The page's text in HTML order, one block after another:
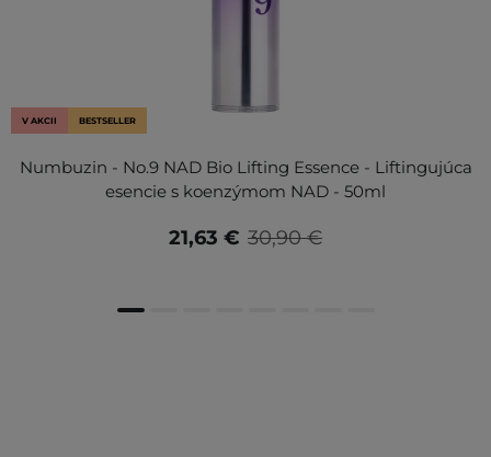
V AKCII BESTSELLER
Numbuzin - No.9 NAD Bio Lifting Essence - Liftingujúca
esencie s koenzýmom NAD - 50ml
30,90 €
21,63 €